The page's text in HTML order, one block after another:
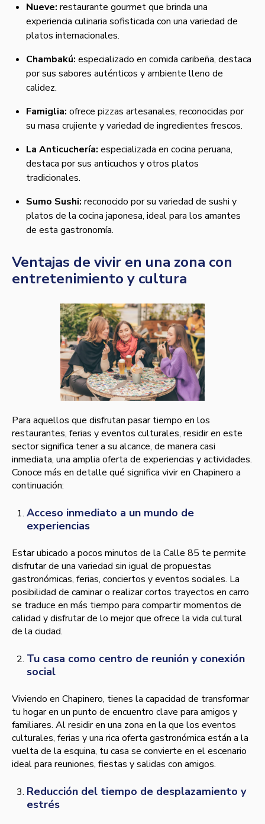
Nueve: restaurante gourmet que brinda una
experiencia culinaria sofisticada con una variedad de
platos internacionales.
Chambakú: especializado en comida caribeña, destaca
por sus sabores auténticos y ambiente lleno de
calidez.
Famiglia: ofrece pizzas artesanales, reconocidas por
su masa crujiente y variedad de ingredientes frescos.
La Anticuchería: especializada en cocina peruana,
destaca por sus anticuchos y otros platos
tradicionales.
Sumo Sushi: reconocido por su variedad de sushi y
platos de la cocina japonesa, ideal para los amantes
de esta gastronomía.
Ventajas de vivir en una zona con
entretenimiento y cultura
Para aquellos que disfrutan pasar tiempo en los
restaurantes, ferias y eventos culturales, residir en este
sector significa tener a su alcance, de manera casi
inmediata, una amplia oferta de experiencias y actividades.
Conoce más en detalle qué significa vivir en Chapinero a
continuación:
Acceso inmediato a un mundo de
experiencias
Estar ubicado a pocos minutos de la Calle 85 te permite
disfrutar de una variedad sin igual de propuestas
gastronómicas, ferias, conciertos y eventos sociales. La
posibilidad de caminar o realizar cortos trayectos en carro
se traduce en más tiempo para compartir momentos de
calidad y disfrutar de lo mejor que ofrece la vida cultural
de la ciudad.
Tu casa como centro de reunión y conexión
social
Viviendo en Chapinero, tienes la capacidad de transformar
tu hogar en un punto de encuentro clave para amigos y
familiares. Al residir en una zona en la que los eventos
culturales, ferias y una rica oferta gastronómica están a la
vuelta de la esquina, tu casa se convierte en el escenario
ideal para reuniones, fiestas y salidas con amigos.
Reducción del tiempo de desplazamiento y
estrés